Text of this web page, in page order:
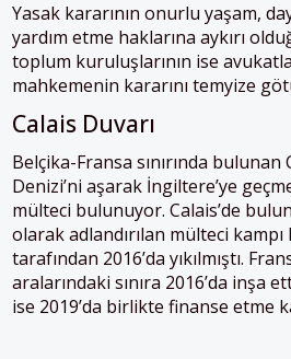
Yasak kararının onurlu yaşam,
yardım etme haklarına aykırı
toplum kuruluşlarının ise
mahkemenin kararını temyize
Calais Duvarı
Belçika-Fransa sınırında
Denizi’ni aşarak İngiltere’ye
mülteci bulunuyor. Calais’de
olarak adlandırılan mülteci kampı
tarafından 2016’da yıkılmıştı.
aralarındaki sınıra 2016’da inşa
ise 2019’da birlikte finanse etme